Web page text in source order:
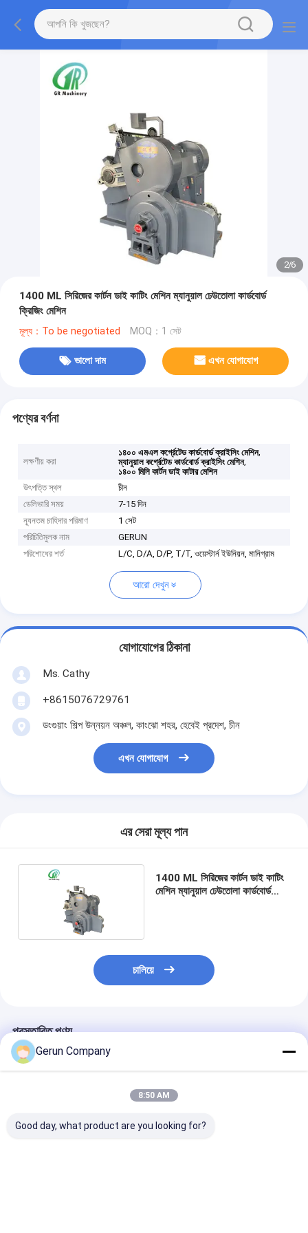
2/6
1400 ML সিরিজের কার্টন ডাই কাটিং মেশিন ম্যানুয়াল ঢেউতোলা কার্ডবোর্ড
ক্রিজিং মেশিন
মূল্য：To be negotiated MOQ：1 সেট
ভালো দাম এখন যোগাযোগ
পণ্যের বর্ণনা
লক্ষণীয় করা
১৪০০ এমএল কর্গ্রেটেড কার্ডবোর্ড ক্রাইসিং মেশিন,
ম্যানুয়াল কর্গ্রেটেড কার্ডবোর্ড ক্রাইসিং মেশিন,
১৪০০ মিলি কার্টন ডাই কাটার মেশিন
উৎপত্তি স্থল
চীন
ডেলিভারি সময়
7-15 দিন
ন্যূনতম চাহিদার পরিমাণ
1 সেট
পরিচিতিমুলক নাম
GERUN
পরিশোধের শর্ত
L/C, D/A, D/P, T/T, ওয়েস্টার্ন ইউনিয়ন, মানিগ্রাম
আরো দেখুন
যোগাযোগের ঠিকানা
Ms. Cathy
+8615076729761
ডংগুয়াং শিল্প উন্নয়ন অঞ্চল, কাংঝো শহর, হেবেই প্রদেশ, চীন
এখন যোগাযোগ
এর সেরা মূল্য পান
1400 ML সিরিজের কার্টন ডাই কাটিং
মেশিন ম্যানুয়াল ঢেউতোলা কার্ডবোর্ড
চালিয়ে
প্রস্তাবিত পণ্য
Gerun Company
8:50 AM
Good day, what product are you looking for?